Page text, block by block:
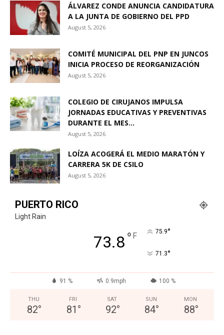
ÁLVAREZ CONDE ANUNCIA CANDIDATURA
A LA JUNTA DE GOBIERNO DEL PPD
August 5, 2026
COMITÉ MUNICIPAL DEL PNP EN JUNCOS
INICIA PROCESO DE REORGANIZACIÓN
August 5, 2026
COLEGIO DE CIRUJANOS IMPULSA
JORNADAS EDUCATIVAS Y PREVENTIVAS
DURANTE EL MES...
August 5, 2026
LOÍZA ACOGERÁ EL MEDIO MARATÓN Y
CARRERA 5K DE CSILO
August 5, 2026
PUERTO RICO
Light Rain
73.8° F 75.9°
71.3°
91 % 0.9mph 100 %
THU
82°
FRI
81 °
SAT
92°
SUN
84°
MON
88°